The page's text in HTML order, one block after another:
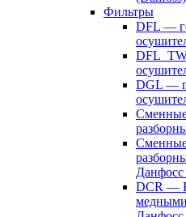
Фильтры
DFL —
DGL —
Сменные
Сменные
Данфосс
DCR —